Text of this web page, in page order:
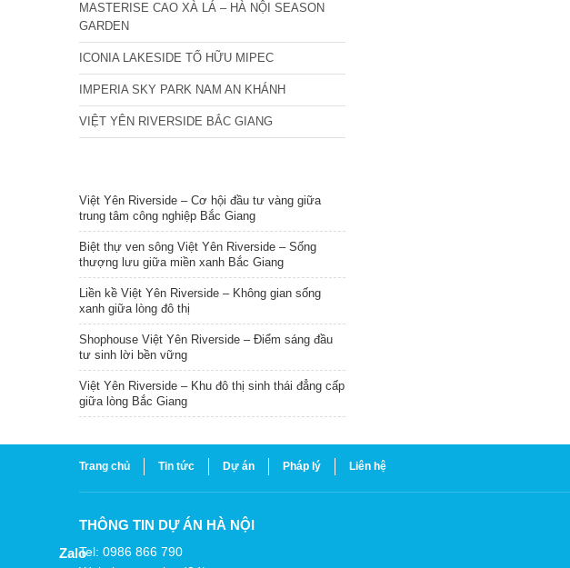
MASTERISE CAO XÀ LÁ – HÀ NỘI SEASON
GARDEN
ICONIA LAKESIDE TỐ HỮU MIPEC
IMPERIA SKY PARK NAM AN KHÁNH
VIỆT YÊN RIVERSIDE BẮC GIANG
Việt Yên Riverside – Cơ hội đầu tư vàng giữa
trung tâm công nghiệp Bắc Giang
Biệt thự ven sông Việt Yên Riverside – Sống
thượng lưu giữa miền xanh Bắc Giang
Liền kề Việt Yên Riverside – Không gian sống
xanh giữa lòng đô thị
Shophouse Việt Yên Riverside – Điểm sáng đầu
tư sinh lời bền vững
Việt Yên Riverside – Khu đô thị sinh thái đẳng cấp
giữa lòng Bắc Giang
Trang chủ Tin tức Dự án Pháp lý Liên hệ
THÔNG TIN DỰ ÁN HÀ NỘI
Tel: 0986 866 790
Zalo